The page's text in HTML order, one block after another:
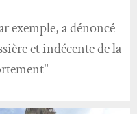
exemple, a dénoncé
et indécente de la